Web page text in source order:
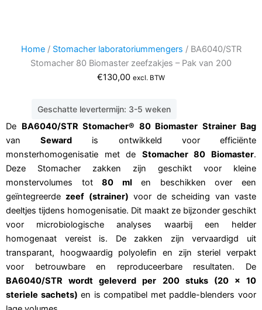
Home/ Stomacher laboratoriummengers / BA6040/STR
Stomacher 80 Biomaster zeefzakjes – Pak van 200
€130,00 excl. BTW
Geschatte levertermijn: 3-5 weken
De BA6040/STR Stomacher® 80 Biomaster Strainer Bag
vanSeward is ontwikkeld voor efficiënte
monsterhomogenisatie met de Stomacher 80 Biomaster.
Deze Stomacher zakken zijn geschikt voor kleine
monstervolumes tot80 ml en beschikken over een
geïntegreerdezeef (strainer) voor de scheiding van vaste
deeltjes tijdens homogenisatie. Dit maakt ze bijzonder geschikt
voor microbiologische analyses waarbij een helder
homogenaat vereist is. De zakken zijn vervaardigd uit
transparant, hoogwaardig polyolefin en zijn steriel verpakt
voor betrouwbare en reproduceerbare resultaten. De
BA6040/STR wordt geleverd per 200 stuks (20 × 10
steriele sachets) en is compatibel met paddle-blenders voor